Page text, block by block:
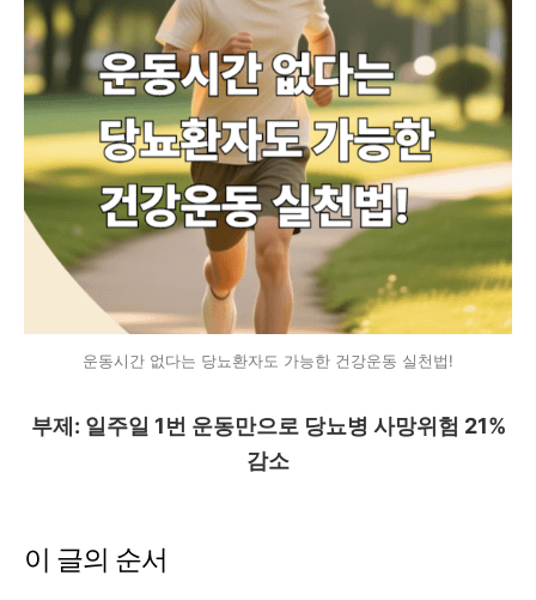
운동시간 없다는 당뇨환자도 가능한 건강운동 실천법!
부제: 일주일 1번 운동만으로 당뇨병 사망위험 21%
감소
이 글의 순서